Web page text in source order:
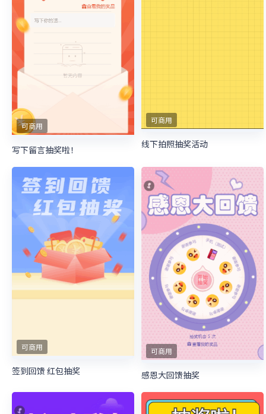
可商用
写下留言抽奖啦！
可商用
线下拍照抽奖活动
可商用
签到回馈 红包抽奖
可商用
感恩大回馈抽奖